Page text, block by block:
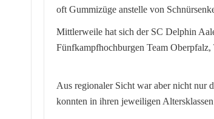
oft Gummizüge anstelle von
Mittlerweile hat sich der SC Delphin
Fünfkampfhochburgen Team
Aus regionaler Sicht war aber nicht nur
konnten in ihren jeweiligen